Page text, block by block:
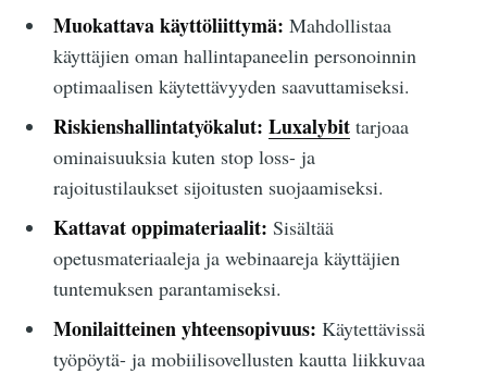
Muokattava käyttöliittymä: Mahdollistaa
käyttäjien oman hallintapaneelin personoinnin
optimaalisen käytettävyyden saavuttamiseksi.
Riskienshallintatyökalut: Luxalybittarjoaa
ominaisuuksia kuten stop loss- ja
rajoitustilaukset sijoitusten suojaamiseksi.
Kattavat oppimateriaalit: Sisältää
opetusmateriaaleja ja webinaareja käyttäjien
tuntemuksen parantamiseksi.
Monilaitteinen yhteensopivuus: Käytettävissä
työpöytä- ja mobiilisovellusten kautta liikkuvaa